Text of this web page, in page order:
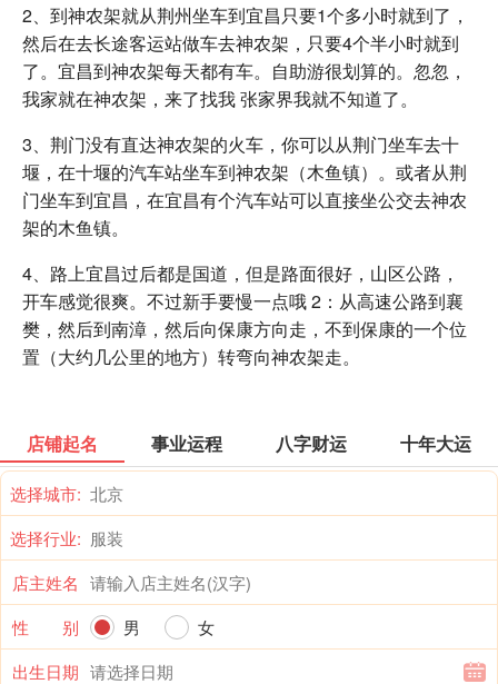
2、到神农架就从荆州坐车到宜昌只要1个多小时就到了，
然后在去长途客运站做车去神农架，只要4个半小时就到
了。宜昌到神农架每天都有车。自助游很划算的。忽忽，
我家就在神农架，来了找我 张家界我就不知道了。
3、荆门没有直达神农架的火车，你可以从荆门坐车去十
堰，在十堰的汽车站坐车到神农架（木鱼镇）。或者从荆
门坐车到宜昌，在宜昌有个汽车站可以直接坐公交去神农
架的木鱼镇。
4、路上宜昌过后都是国道，但是路面很好，山区公路，
开车感觉很爽。不过新手要慢一点哦 2：从高速公路到襄
樊，然后到南漳，然后向保康方向走，不到保康的一个位
置（大约几公里的地方）转弯向神农架走。
店铺起名 事业运程 八字财运 十年大运
选择城市:
选择行业:
店主姓名
性 别
男
女
出生日期